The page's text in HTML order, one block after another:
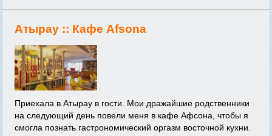
Атырау :: Кафе Afsona
Приехала в Атырау в гости. Мои дражайшие родственники
на следующий день повели меня в кафе Афсона, чтобы я
смогла познать гастрономический оргазм восточной кухни.